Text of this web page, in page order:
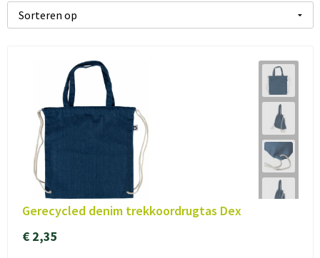
Gerecycled denim trekkoordrugtas Dex
€ 2,35